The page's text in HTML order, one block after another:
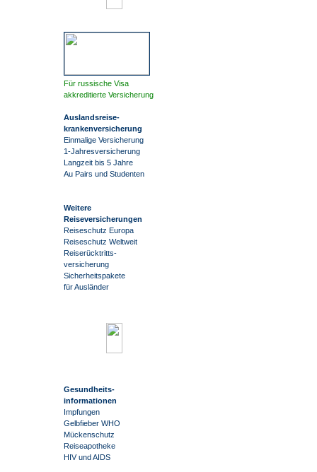
Für russische Visa
akkreditierte Versicherung
Auslandsreise-
krankenversicherung
Einmalige Versicherung
1-Jahresversicherung
Langzeit bis 5 Jahre
Au Pairs und Studenten
Weitere
Reiseversicherungen
Reiseschutz Europa
Reiseschutz Weltweit
Reiserücktritts-
versicherung
Sicherheitspakete
für Ausländer
Gesundheits-
informationen
Impfungen
Gelbfieber WHO
Mückenschutz
Reiseapotheke
HIV und AIDS